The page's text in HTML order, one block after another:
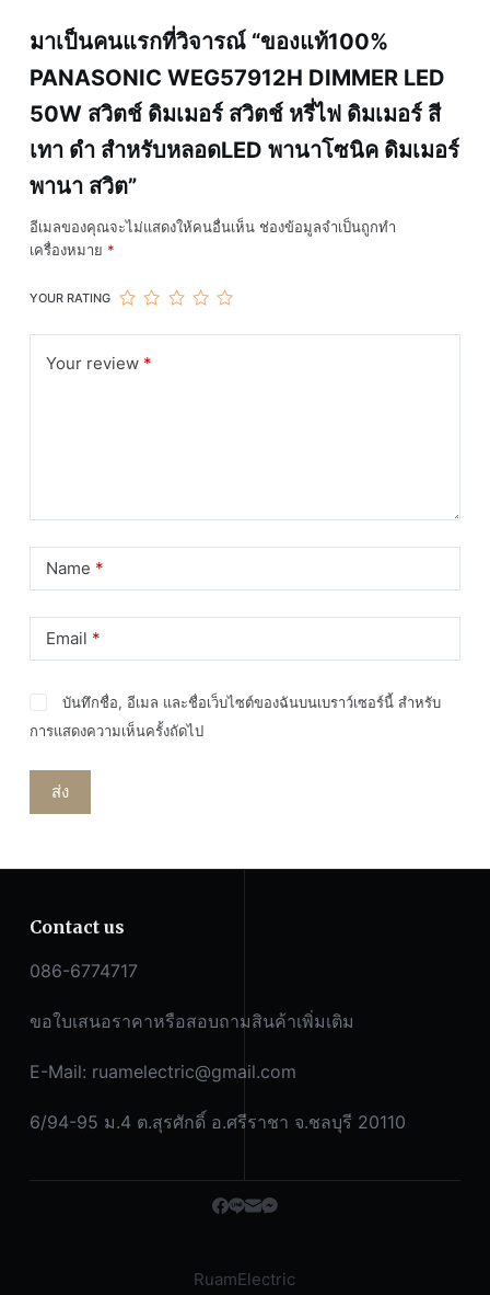
เทา
สำหรับ
หลอดLED
นา
โซนิค
ดิม
เม
พานา
มาเป็นคนแรกที่วิจารณ์ “ของแท้100%
PANASONIC WEG57912H DIMMER LED
50W สวิตช์ ดิมเมอร์ สวิตช์ หรี่ไฟ ดิมเมอร์ สี
เทา ดำ สำหรับหลอดLED พานาโซนิค ดิมเมอร์
พานา สวิต”
อีเมลของคุณจะไม่แสดงให้คนอื่นเห็น ช่องข้อมูลจำเป็นถูกทำ
เครื่องหมาย *
YOUR RATING
Your review*
Name *
Email *
บันทึกชื่อ, อีเมล และชื่อเว็บไซต์ของฉันบนเบราว์เซอร์นี้ สำหรับ
การแสดงความเห็นครั้งถัดไป
ส่ง
Contact us
086-6774717
ขอใบเสนอราคาหรือสอบถามสินค้าเพิ่มเติม
E-Mail: ruamelectric@gmail.com
6/94-95 ม.4 ต.สุรศักดิ์ อ.ศรีราชา จ.ชลบุรี 20110
RuamElectric